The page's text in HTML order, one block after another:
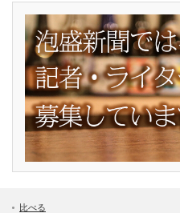
比べる